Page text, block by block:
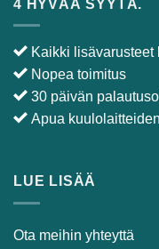
Kaikki
Nopea toimitus
30 päivän
Apua
LUE LISÄÄ
Ota meihin yhteyttä